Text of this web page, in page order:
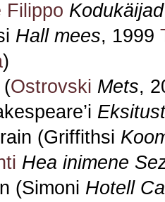
Filippo Kodukäijad
Hall mees, 1999
)
(Ostrovski Mets,
(Griffithsi
Hea inimene
(Simoni Hotell